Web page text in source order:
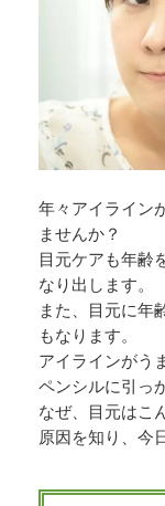
年々アイライン
ませんか？
目元ケアも年齢
なり出します。
また、目元に年
もなります。
アイラインがう
ペンシルに引っ
なぜ、目元はこ
原因を知り、今